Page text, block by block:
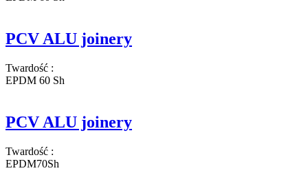
PCV ALU joinery
Twardość :
EPDM 60 Sh
PCV ALU joinery
Twardość :
EPDM70Sh